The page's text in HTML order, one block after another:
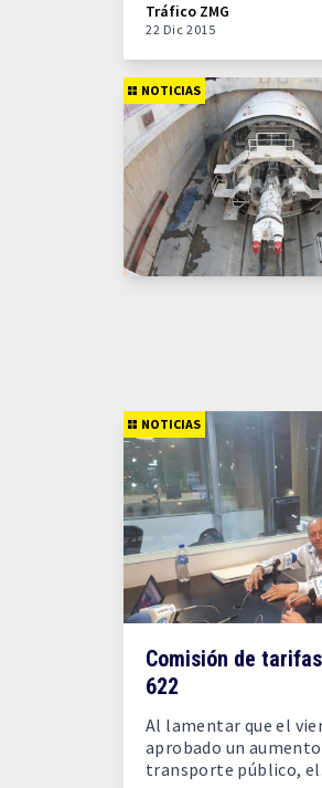
Tráfico ZMG
22 Dic 2015
NOTICIAS
NOTICIAS
Comisión de
622
Al lamentar que el
aprobado un
transporte público,